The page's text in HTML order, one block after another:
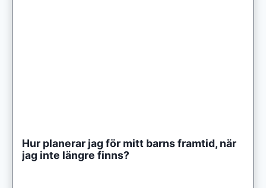
Hur planerar jag för mitt barns framtid, när
jag inte längre finns?